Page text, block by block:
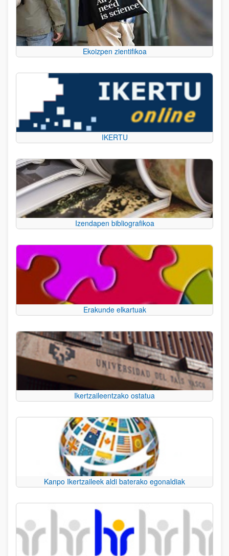
Ekoizpen zientifikoa
IKERTU
Izendapen bibliografikoa
Erakunde elkartuak
Ikertzaileentzako ostatua
Kanpo Ikertzaileek aldi baterako egonaldiak